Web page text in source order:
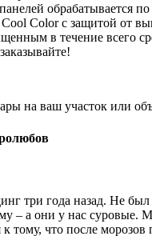
обрабатывается
Color с защитой от
в течение всего
на ваш участок или
три года назад. Не был
– а они у нас суровые.
к тому, что после